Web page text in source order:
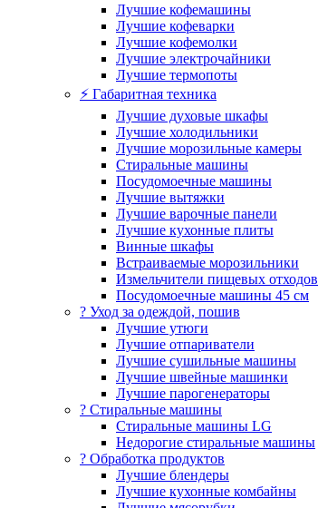
Лучшие кофемашины
Лучшие кофеварки
Лучшие кофемолки
Лучшие электрочайники
Лучшие термопоты
⚡ Габаритная техника
Лучшие духовые шкафы
Лучшие холодильники
Лучшие морозильные камеры
Стиральные машины
Посудомоечные машины
Лучшие вытяжки
Лучшие варочные панели
Лучшие кухонные плиты
Винные шкафы
Встраиваемые морозильники
Измельчители пищевых отходов
Посудомоечные машины 45 см
? Уход за одеждой, пошив
Лучшие утюги
Лучшие отпариватели
Лучшие сушильные машины
Лучшие швейные машинки
Лучшие парогенераторы
? Стиральные машины
Стиральные машины LG
Недорогие стиральные машины
? Обработка продуктов
Лучшие блендеры
Лучшие кухонные комбайны